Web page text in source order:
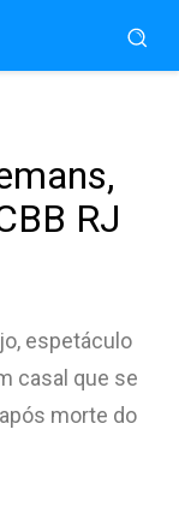
RJ
espetáculo
casal que se
morte do